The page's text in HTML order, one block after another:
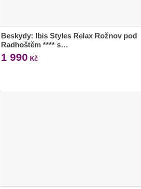
Beskydy: Ibis Styles Relax Rožnov pod
Radhoštěm **** s…
1 990 Kč